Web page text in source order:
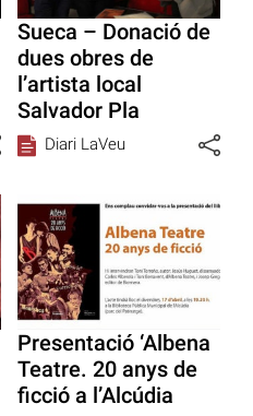
Sueca – Donació de
dues obres de
l’artista local
Salvador Pla
Diari LaVeu
Presentació ‘Albena
Teatre. 20 anys de
ficció a l’Alcúdia